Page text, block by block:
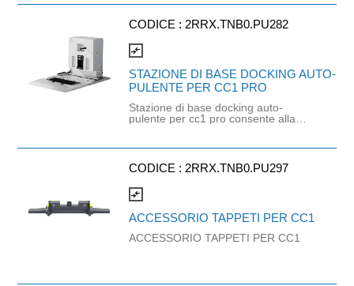
automaticamente alla base per la
ricarica, garantendo un
funzionamento continuo e riducendo
al minimo i tempi di inattività.
CODICE : 2RRX.TNB0.PU282
compare_arrows
STAZIONE DI BASE DOCKING AUTO-
PULENTE PER CC1 PRO
Stazione di base docking auto-
pulente per cc1 pro consente alla
stazione di ricarica, mantenendo i
componenti critici sempre in
condizioni ottimali e riducendo
notevolmente la manutenzione
ordinaria.
CODICE : 2RRX.TNB0.PU297
compare_arrows
ACCESSORIO TAPPETI PER CC1
ACCESSORIO TAPPETI PER CC1